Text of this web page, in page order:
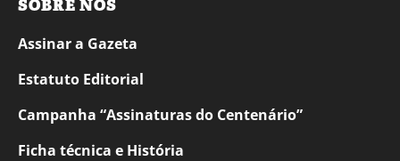
SOBRE NÓS
Assinar a Gazeta
Estatuto Editorial
Campanha “Assinaturas do Centenário”
Ficha técnica e História